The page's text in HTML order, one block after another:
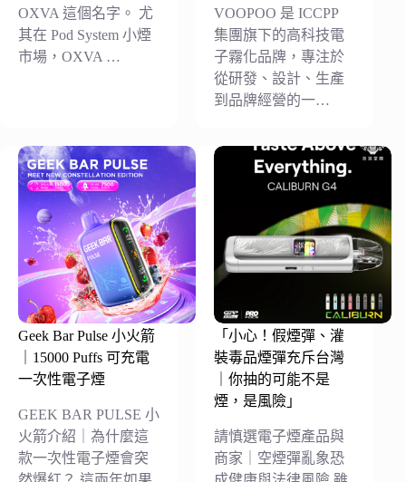
OXVA 這個名字。 尤
其在 Pod System 小煙
市場，OXVA …
VOOPOO 是 ICCPP
集團旗下的高科技電
子霧化品牌，專注於
從研發、設計、生產
到品牌經營的一…
Geek Bar Pulse 小火箭
｜15000 Puffs 可充電
一次性電子煙
GEEK BAR PULSE 小
火箭介紹｜為什麼這
款一次性電子煙會突
「小心！假煙彈、灌
裝毒品煙彈充斥台灣
｜你抽的可能不是
煙，是風險」
請慎選電子煙產品與
商家｜空煙彈亂象恐